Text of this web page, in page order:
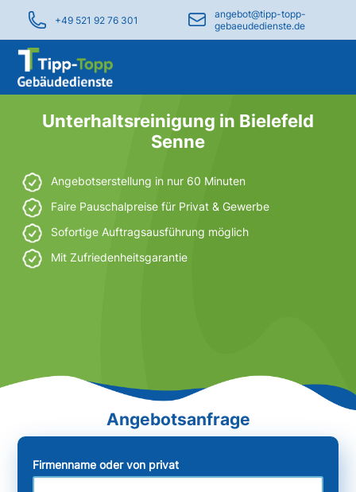
+49 521 92 76 301
angebot@tipp-topp-
gebaeudedienste.de
Unterhaltsreinigung in Bielefeld
Senne
Angebotserstellung in nur 60 Minuten
Faire Pauschalpreise für Privat & Gewerbe
Sofortige Auftragsausführung möglich
Mit Zufriedenheitsgarantie
Firmenname oder von privat